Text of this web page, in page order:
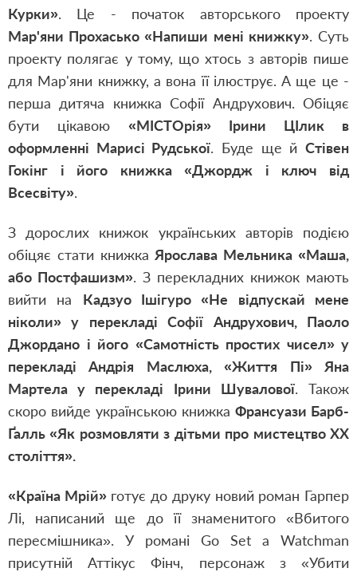
Курки». Це - початок авторського проекту
Мар'яни Прохасько «Напиши мені книжку». Суть
проекту полягає у тому, що хтось з авторів пише
для Мар'яни книжку, а вона її ілюструє. А ще це -
перша дитяча книжка Софії Андрухович. Обіцяє
бути цікавою «МІСТОрія» Ірини ЦІлик в
оформленні Марисі Рудської. Буде ще йСтівен
Гокінг і його книжка «Джордж і ключ від
Всесвіту».
З дорослих книжок українських авторів подією
обіцяє стати книжкаЯрослава Мельника «Маша,
або Постфашизм». З перекладних книжок мають
вийти на Кадзуо Ішігуро «Не відпускай мене
ніколи» у перекладі Софії Андрухович, Паоло
Джордано і його «Самотність простих чисел» у
перекладі Андрія Маслюха, «Життя Пі» Яна
Мартела у перекладі Ірини Шувалової. Також
скоро вийде українською книжка Франсуази Барб-
Ґалль «Як розмовляти з дітьми про мистецтво ХХ
століття».
«Країна Мрій»готує до друку новий роман Гарпер
Лі, написаний ще до її знаменитого «Вбитого
пересмішника». У романі Go Set a Watchman
присутній Аттікус Фінч, персонаж з «Убити